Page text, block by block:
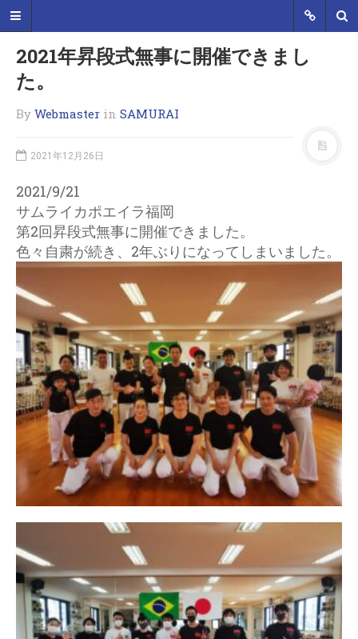
福岡エリアのカポエイラグループ、
岡教室オフィシャルサイトです。
2014年4月より福岡市内でカポエイ
ラ教室を立ち上げました。 ただいま
新規仲間を募集中です。体を動かす
のが好きな人、格闘技に興味があ
る、キレイな体を手に入れたい、音
楽に興味がある、とにかくカッコよ
く目立ちたい！…など！一度体験し
てみて下さい。
MENU
カポエイラ福岡
クラス情報
レッスンスケジュール
お問い合わせ
指導者紹介
技動画ページ
昇級・帯のシステム
料金体制・規約
オフィシャルHP
代表Youtube動画チャンネル
サムライカポエイラ広島
サムライ カポエイラ山口
2021年昇段式無事に開催できまし
た。
By Webmaster in SAMURAI
2021年12月26日
2021/9/21
サムライカポエイラ福岡
第2回昇段式無事に開催できました。
色々自粛が続き、2年ぶりになってしまいました。